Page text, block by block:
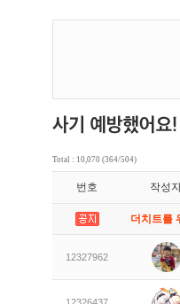
Total : 10,070 (364/504)
번호 작성
더치트를
12327962